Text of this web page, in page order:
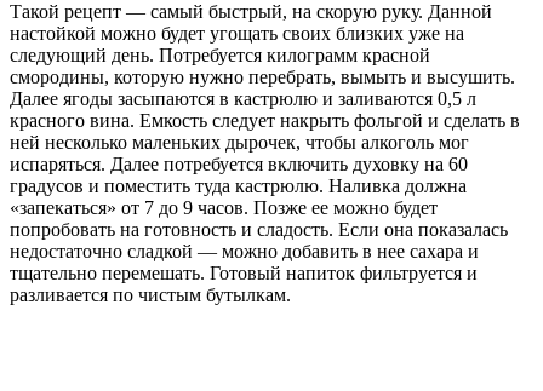
Такой рецепт — самый быстрый, на скорую руку. Данной
настойкой можно будет угощать своих близких уже на
следующий день. Потребуется килограмм красной
смородины, которую нужно перебрать, вымыть и высушить.
Далее ягоды засыпаются в кастрюлю и заливаются 0,5 л
красного вина. Емкость следует накрыть фольгой и сделать в
ней несколько маленьких дырочек, чтобы алкоголь мог
испаряться. Далее потребуется включить духовку на 60
градусов и поместить туда кастрюлю. Наливка должна
«запекаться» от 7 до 9 часов. Позже ее можно будет
попробовать на готовность и сладость. Если она показалась
недостаточно сладкой — можно добавить в нее сахара и
тщательно перемешать. Готовый напиток фильтруется и
разливается по чистым бутылкам.